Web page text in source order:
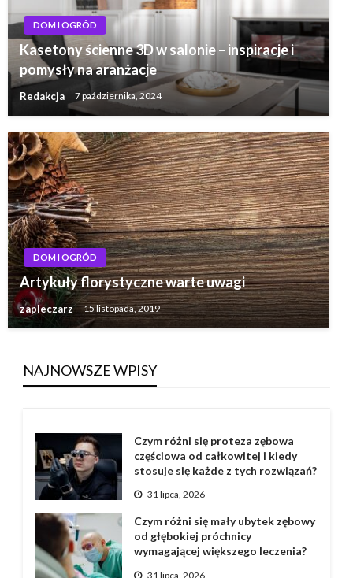
DOM I OGRÓD
Kasetony ścienne 3D w salonie – inspiracje i
pomysły na aranżacje
Redakcja 7 października, 2024
DOM I OGRÓD
Artykuły florystyczne warte uwagi
zapleczarz 15 listopada, 2019
NAJNOWSZE WPISY
Czym różni się proteza zębowa
częściowa od całkowitej i kiedy
stosuje się każde z tych rozwiązań?
31 lipca, 2026
Czym różni się mały ubytek zębowy
od głębokiej próchnicy
wymagającej większego leczenia?
31 lipca, 2026